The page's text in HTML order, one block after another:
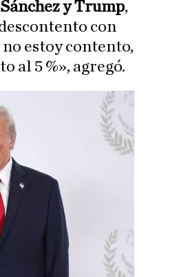
Sánchez y Trump,
con
no estoy contento,
al 5 %», agregó.